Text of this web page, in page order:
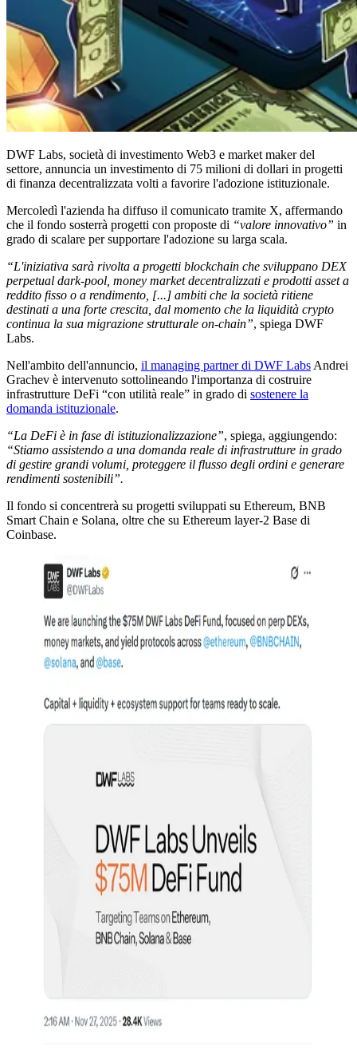
DWF Labs, società di investimento Web3 e market maker del
settore, annuncia un investimento di 75 milioni di dollari in progetti
di finanza decentralizzata volti a favorire l'adozione istituzionale.
Mercoledì l'azienda ha diffuso il comunicato tramite X, affermando
che il fondo sosterrà progetti con proposte di “valore innovativo” in
grado di scalare per supportare l'adozione su larga scala.
“L'iniziativa sarà rivolta a progetti blockchain che sviluppano DEX
perpetual dark-pool, money market decentralizzati e prodotti asset a
reddito fisso o a rendimento, [...] ambiti che la società ritiene
destinati a una forte crescita, dal momento che la liquidità crypto
continua la sua migrazione strutturale on-chain”, spiega DWF
Labs.
Nell'ambito dell'annuncio, il managing partner di DWF Labs Andrei
Grachev è intervenuto sottolineando l'importanza di costruire
infrastrutture DeFi “con utilità reale” in grado di sostenere la
domanda istituzionale.
“La DeFi è in fase di istituzionalizzazione”, spiega, aggiungendo:
“Stiamo assistendo a una domanda reale di infrastrutture in grado
di gestire grandi volumi, proteggere il flusso degli ordini e generare
rendimenti sostenibili”.
Il fondo si concentrerà su progetti sviluppati su Ethereum, BNB
Smart Chain e Solana, oltre che su Ethereum layer-2 Base di
Coinbase.